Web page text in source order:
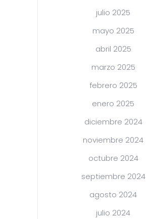
julio 2025
mayo 2025
abril 2025
marzo 2025
febrero 2025
enero 2025
diciembre 2024
noviembre 2024
octubre 2024
septiembre 2024
agosto 2024
julio 2024